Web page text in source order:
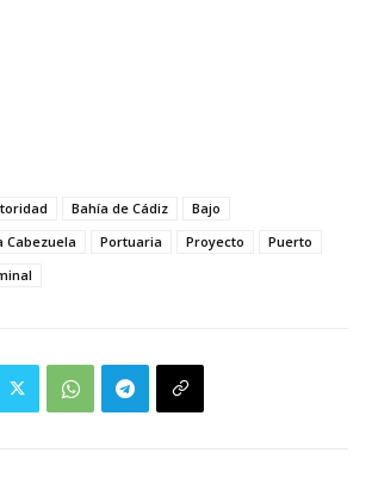
Bahía de Cádiz
Bajo
Cabezuela Portuaria Proyecto
Puerto